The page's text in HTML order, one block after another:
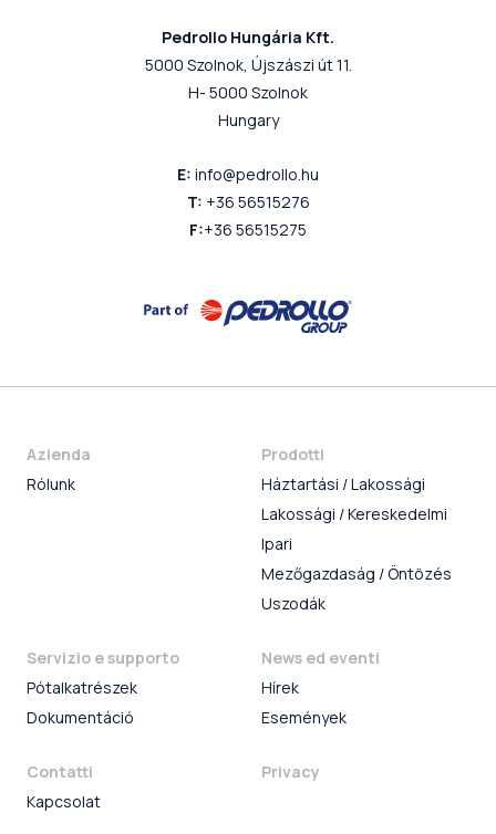
Pedrollo Hungária Kft.
5000 Szolnok, Újszászi út 11.
H- 5000 Szolnok
Hungary
E: info@pedrollo.hu
T: +36 56515276
F:+36 56515275
Azienda
Rólunk
Prodotti
Háztartási / Lakossági
Lakossági / Kereskedelmi
Ipari
Mezőgazdaság / Öntözés
Uszodák
Servizio e supporto
Pótalkatrészek
Dokumentáció
News ed eventi
Hírek
Események
Contatti
Kapcsolat
Privacy